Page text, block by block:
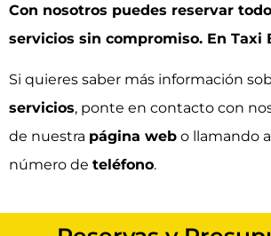
Con nosotros puedes reservar
servicios sin compromiso. En Taxi
Si quieres saber más información
servicios, ponte en contacto con
de nuestra página web o llamando
número de teléfono.